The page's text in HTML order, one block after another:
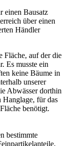
einen Bausatz
über einen
Händler
Fläche, auf der die
Es musste ein
keine Bäume in
unserer
Abwässer dorthin
für das
benötigt.
bestimmte